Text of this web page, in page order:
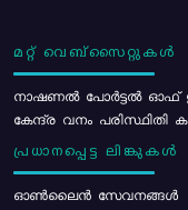
മറ്റ് വെബ്സൈറ്റുകൾ
നാഷണൽ പോർട്ടൽ ഓഫ്
കേന്ദ്ര വനം
പ്രധാനപ്പെട്ട ലിങ്കുകൾ
ഓൺലൈൻ സേവനങ്ങൾ